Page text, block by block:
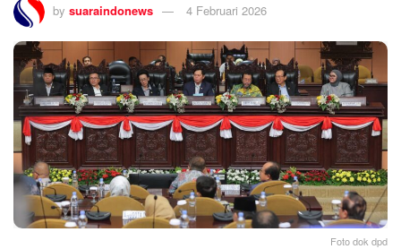
by suaraindonews 4 Februari 2026
Foto dok dpd